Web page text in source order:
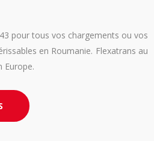
pour tous vos chargements ou vos
en Roumanie. Flexatrans au
Europe.